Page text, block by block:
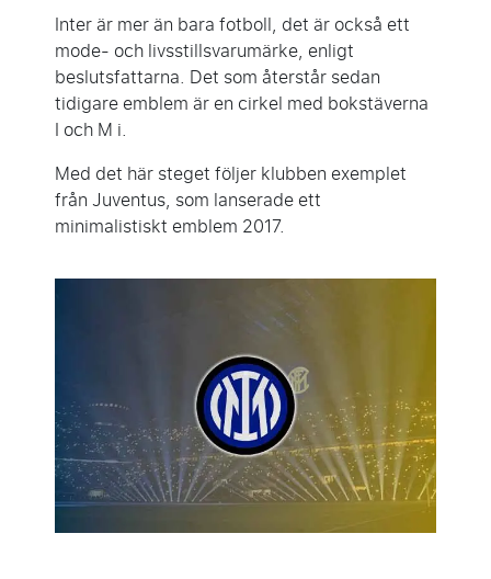
Inter är mer än bara fotboll, det är också ett
mode- och livsstillsvarumärke, enligt
beslutsfattarna. Det som återstår sedan
tidigare emblem är en cirkel med bokstäverna
I och M i.
Med det här steget följer klubben exemplet
från Juventus, som lanserade ett
minimalistiskt emblem 2017.